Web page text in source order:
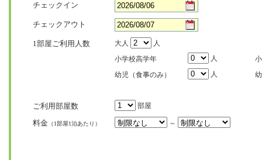
チェックイン
チェックアウト
1部屋ご利用人数 大人
人
小学校高学年
人
幼児（食事のみ）
人
ご利用部屋数 部屋
料金 （1部屋1泊あたり） ～